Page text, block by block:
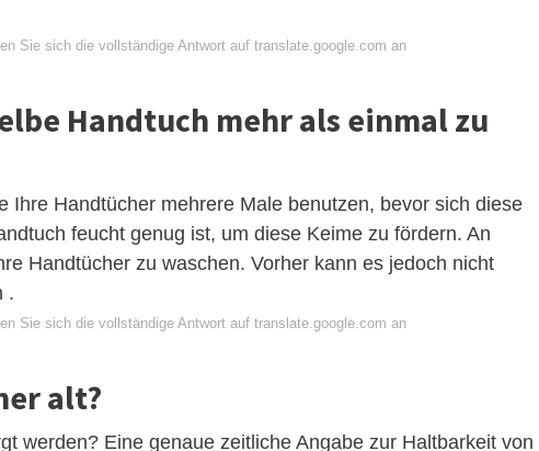
Sie sich die vollständige Antwort auf translate.google.com an
Handtuch mehr als einmal zu
Ihre Handtücher mehrere Male benutzen, bevor sich diese
feucht genug ist, um diese Keime zu fördern. An
Handtücher zu waschen. Vorher kann es jedoch nicht
.
Sie sich die vollständige Antwort auf translate.google.com an
alt?
werden? Eine genaue zeitliche Angabe zur Haltbarkeit von